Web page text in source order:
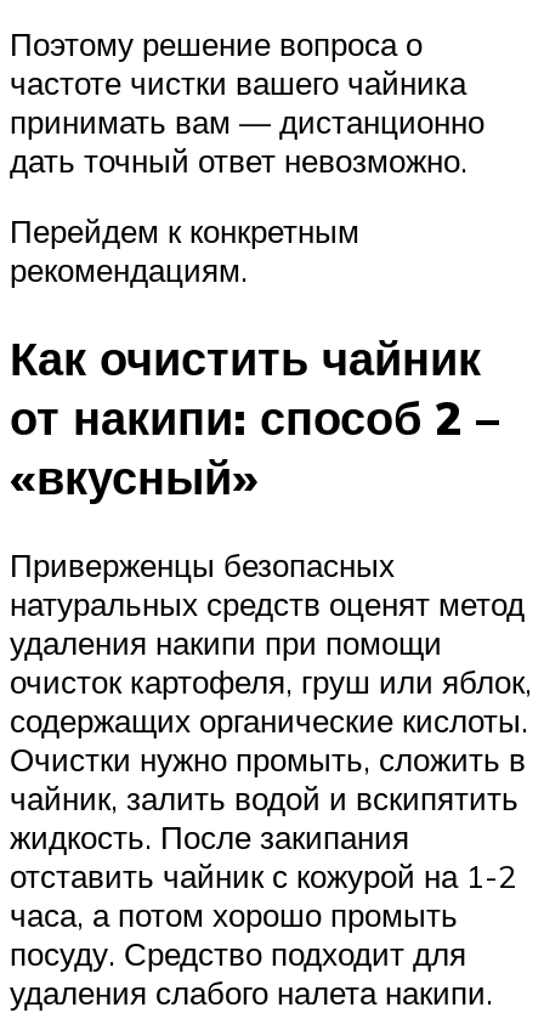
Поэтому решение вопроса о
частоте чистки вашего чайника
принимать вам — дистанционно
дать точный ответ невозможно.
Перейдем к конкретным
рекомендациям.
Как очистить чайник
от накипи: способ 2 –
«вкусный»
Приверженцы безопасных
натуральных средств оценят метод
удаления накипи при помощи
очисток картофеля, груш или яблок,
содержащих органические кислоты.
Очистки нужно промыть, сложить в
чайник, залить водой и вскипятить
жидкость. После закипания
отставить чайник с кожурой на 1-2
часа, а потом хорошо промыть
посуду. Средство подходит для
удаления слабого налета накипи.